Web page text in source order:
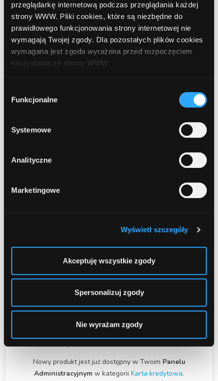
przeglądarkę internetową podczas przeglądania każdej
strony WWW. Pliki cookies, które są niezbędne do
prawidłowego funkcjonowania strony internetowej nie
wymagają Twojej zgody. Dla pozostałych plików cookies
wymagana jest zgoda wyrażona przed rozpoczęciem
korzystania ze strony WWW.
formy korzystania z plików cookies. Więcej:
Polityka
zgody
Funkcjonalne
Systemowe
Analityczne
Marketingowe
Wyświetl szczegóły
Akceptuję wszystkie zgody
Spersonalizuj zgody
Nie wyrażam zgody
Nowa kampania – Citi
Handlowy (Karta
kredytowa)
Serdecznie zachęcamy do podjęcia aktywnej
promocji nowego produktu w
Programie
Citi Handlowy - Karta kredytowa 1100 zł w prezencie
Oferowane korzyści produktu:
Najlepsza karta kredytowa w Polsce!
Zdobądź 100 zł miesięcznie w kolejnych
Otrzymaj nawet 600 zł w postaci kart
podarunkowych Allegro
na rocznicę
RRSO 23,49%
Nowy produkt jest już dostępny w Twoim Panelu
Administracyjnym w kategorii Karta kredytowa.